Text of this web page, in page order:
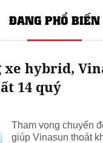
ĐANG PHỔ BIẾN
xe hybrid,
14 quý
Tham vọng chuyển
giúp Vinasun thoát